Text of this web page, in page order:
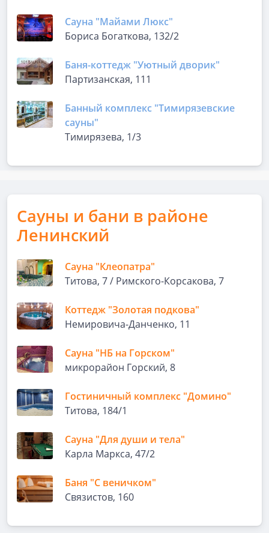
Сауна "Майами Люкс"
Бориса Богаткова, 132/2
Баня-коттедж "Уютный дворик"
Партизанская, 111
Банный комплекс "Тимирязевские
сауны"
Тимирязева, 1/3
Сауны и бани в районе
Ленинский
Сауна "Клеопатра"
Титова, 7 / Римского-Корсакова, 7
Коттедж "Золотая подкова"
Немировича-Данченко, 11
Сауна "НБ на Горском"
микрорайон Горский, 8
Гостиничный комплекс "Домино"
Титова, 184/1
Сауна "Для души и тела"
Карла Маркса, 47/2
Баня "С веничком"
Связистов, 160